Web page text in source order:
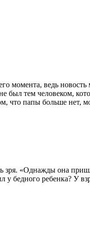
момента, ведь
был тем человеком,
что папы больше нет,
зря. «Однажды она
бедного ребенка? У